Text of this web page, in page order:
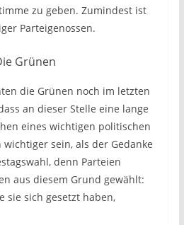
zu geben. Zumindest ist
Parteigenossen.
Grünen
die Grünen noch im letzten
an dieser Stelle eine lange
eines wichtigen politischen
sein, als der Gedanke
denn Parteien
aus diesem Grund gewählt:
sie sich gesetzt haben,